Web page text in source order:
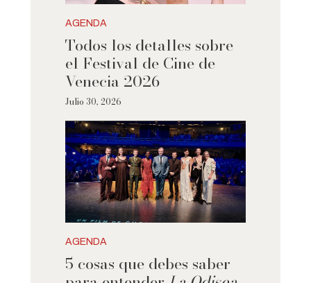
AGENDA
Todos los detalles sobre
el Festival de Cine de
Venecia 2026
Julio 30, 2026
AGENDA
5 cosas que debes saber